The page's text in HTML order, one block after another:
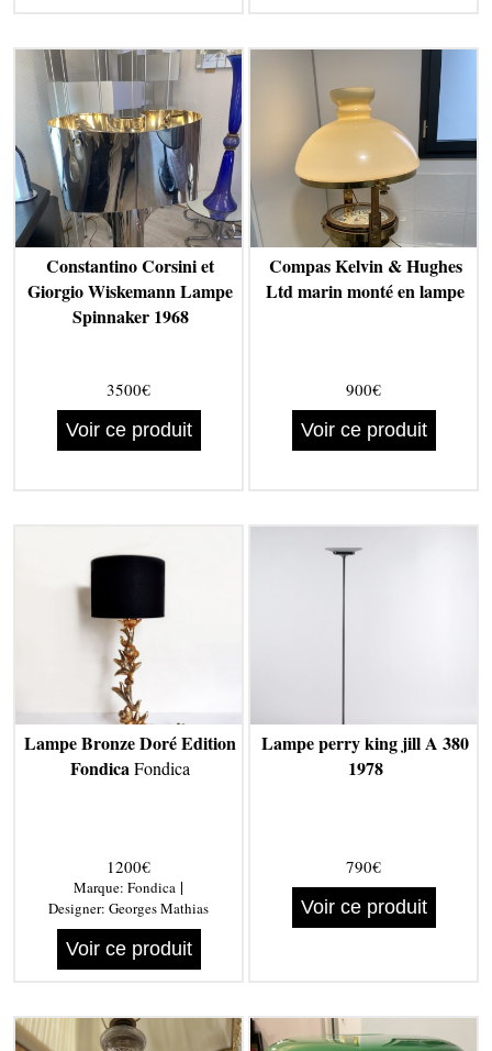
Constantino Corsini et
Giorgio Wiskemann Lampe
Spinnaker 1968
3500€
Voir ce produit
Compas Kelvin & Hughes
Ltd marin monté en lampe
900€
Voir ce produit
Lampe Bronze Doré Edition
FondicaFondica
1200€
Marque: Fondica |
Designer: Georges Mathias
Voir ce produit
Lampe perry king jill A 380
1978
790€
Voir ce produit